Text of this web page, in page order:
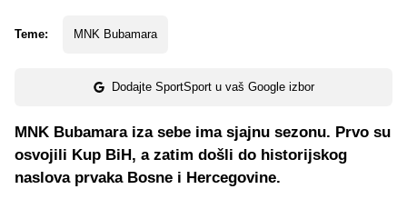
Teme: MNK Bubamara
Dodajte SportSport u vaš Google izbor
MNK Bubamara iza sebe ima sjajnu sezonu. Prvo su
osvojili Kup BiH, a zatim došli do historijskog
naslova prvaka Bosne i Hercegovine.